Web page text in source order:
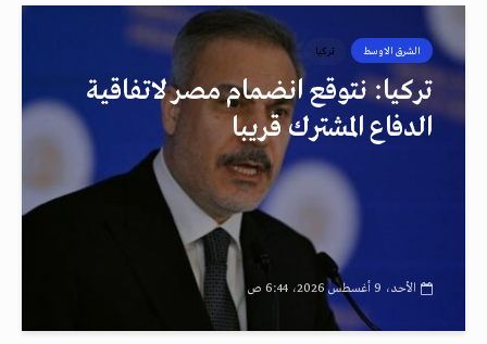
الشرق الاوسط تركيا
تركيا: نتوقع انضمام مصر لاتفاقية
الدفاع المشترك قريبا
الأحد، 9 أغسطس 2026، 6:44 ص